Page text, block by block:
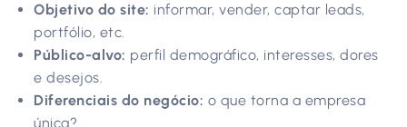
Objetivo do site: informar, vender, captar leads,
portfólio, etc.
Público-alvo: perfil demográfico, interesses, dores
e desejos.
Diferenciais do negócio: o que torna a empresa
única?